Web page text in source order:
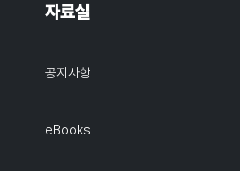
자료실
공지사항
eBooks